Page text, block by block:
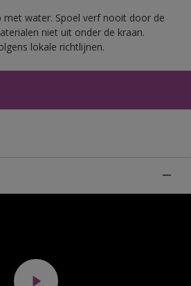
met water. Spoel verf nooit door de
niet uit onder de kraan.
lokale richtlijnen.